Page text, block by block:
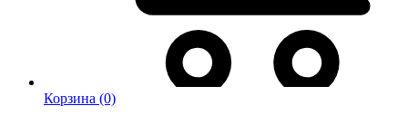
Корзина (0)